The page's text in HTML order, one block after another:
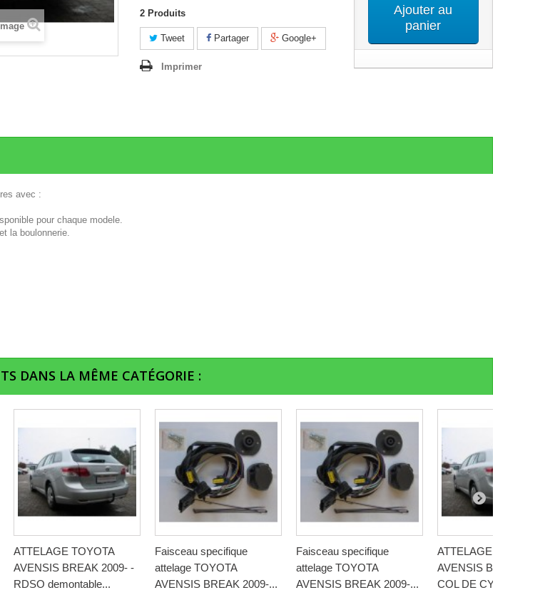
2 Produits
Tweet Partager Google+
Imprimer
Ajouter au
panier
avec :
pour chaque modele.
la boulonnerie.
DANS LA MÊME CATÉGORIE :
ATTELAGE TOYOTA
AVENSIS BREAK 2009- -
RDSO demontable...
Faisceau specifique
attelage TOYOTA
AVENSIS BREAK 2009-...
Faisceau specifique
attelage TOYOTA
AVENSIS BREAK 2009-...
ATTELAGE TOYOTA
AVENSIS BREAK 2009-
COL DE CYGNE -...